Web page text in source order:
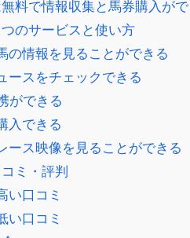
料で情報収集と馬券購入が
のサービスと使い方
の情報を見ることができる
ースをチェックできる
ができる
入できる
ース映像を見ることができる
ミ・評判
い口コミ
い口コミ